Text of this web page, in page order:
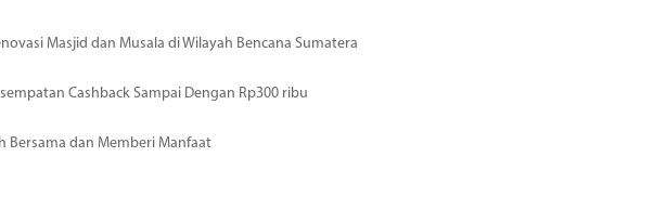
Masjid dan Musala di Wilayah Bencana Sumatera
Cashback Sampai Dengan Rp300 ribu
Bersama dan Memberi Manfaat